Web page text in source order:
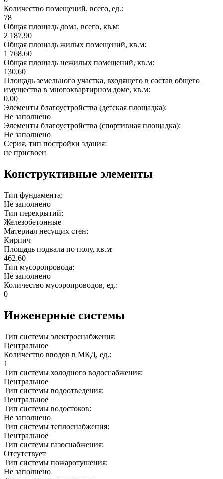
Количество помещений, всего, ед.:
78
Общая площадь дома, всего, кв.м:
2 187.90
Общая площадь жилых помещений, кв.м:
1 768.60
Общая площадь нежилых помещений, кв.м:
130.60
Площадь земельного участка, входящего в состав общего
имущества в многоквартирном доме, кв.м:
0.00
Элементы благоустройства (детская площадка):
Не заполнено
Элементы благоустройства (спортивная площадка):
Не заполнено
Серия, тип постройки здания:
не присвоен
Конструктивные элементы
Тип фундамента:
Не заполнено
Тип перекрытий:
Железобетонные
Материал несущих стен:
Кирпич
Площадь подвала по полу, кв.м:
462.60
Тип мусоропровода:
Не заполнено
Количество мусоропроводов, ед.:
0
Инженерные системы
Тип системы электроснабжения:
Центральное
Количество вводов в МКД, ед.:
1
Тип системы холодного водоснабжения:
Центральное
Тип системы водоотведения:
Центральное
Тип системы водостоков:
Не заполнено
Тип системы теплоснабжения:
Центральное
Тип системы газоснабжения:
Отсутствует
Тип системы пожаротушения:
Не заполнено